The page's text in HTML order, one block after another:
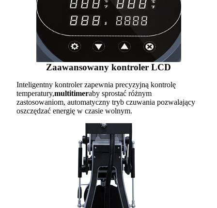
Zaawansowany kontroler LCD
Inteligentny kontroler zapewnia precyzyjną kontrolę
temperatury,multitimeraby sprostać różnym
zastosowaniom, automatyczny tryb czuwania pozwalający
oszczędzać energię w czasie wolnym.